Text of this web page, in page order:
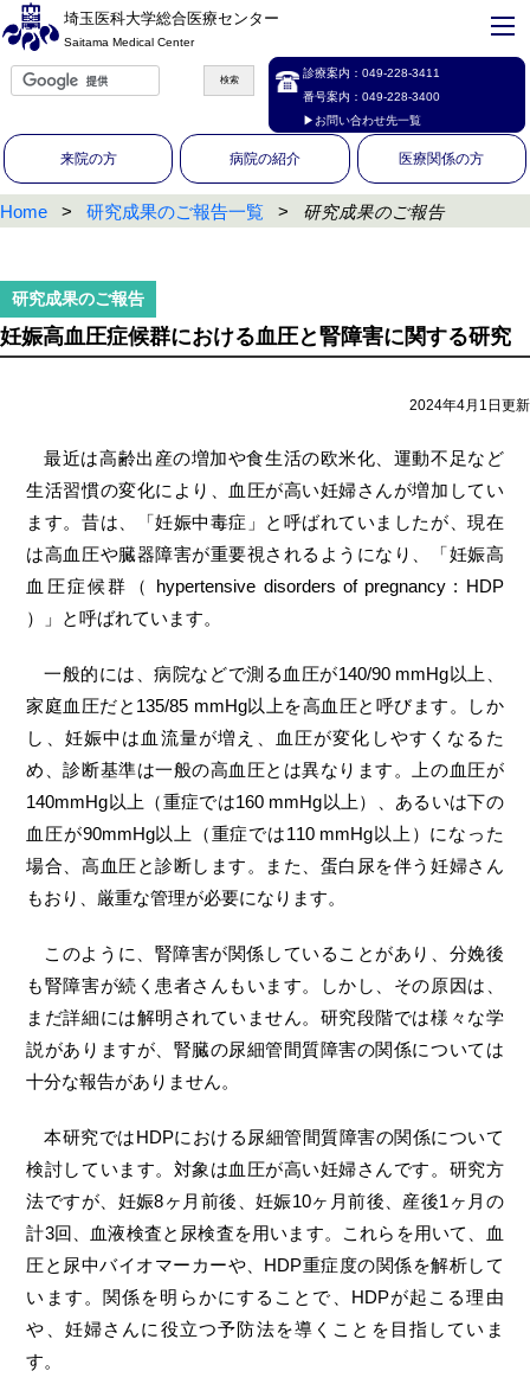
埼玉医科大学総合医療センター
Saitama Medical Center
診療案内：049-228-3411
番号案内：049-228-3400
▶お問い合わせ先一覧
来院の方 病院の紹介 医療関係の方
Home 研究成果のご報告一覧 研究成果のご報告
妊娠高血圧症候群における血圧と腎障害に関する研究
2024年4月1日更新
最近は高齢出産の増加や食生活の欧米化、運動不足など
生活習慣の変化により、血圧が高い妊婦さんが増加してい
ます。昔は、「妊娠中毒症」と呼ばれていましたが、現在
は高血圧や臓器障害が重要視されるようになり、「妊娠高
血圧症候群（ hypertensive disorders of pregnancy : HDP
）」と呼ばれています。
一般的には、病院などで測る血圧が140/90 mmHg以上、
家庭血圧だと135/85 mmHg以上を高血圧と呼びます。しか
し、妊娠中は血流量が増え、血圧が変化しやすくなるた
め、診断基準は一般の高血圧とは異なります。上の血圧が
140mmHg以上（重症では160 mmHg以上）、あるいは下の
血圧が90mmHg以上（重症では110 mmHg以上）になった
場合、高血圧と診断します。また、蛋白尿を伴う妊婦さん
もおり、厳重な管理が必要になります。
このように、腎障害が関係していることがあり、分娩後
も腎障害が続く患者さんもいます。しかし、その原因は、
まだ詳細には解明されていません。研究段階では様々な学
説がありますが、腎臓の尿細管間質障害の関係については
十分な報告がありません。
本研究ではHDPにおける尿細管間質障害の関係について
検討しています。対象は血圧が高い妊婦さんです。研究方
法ですが、妊娠8ヶ月前後、妊娠10ヶ月前後、産後1ヶ月の
計3回、血液検査と尿検査を用います。これらを用いて、血
圧と尿中バイオマーカーや、HDP重症度の関係を解析して
います。関係を明らかにすることで、HDPが起こる理由
や、妊婦さんに役立つ予防法を導くことを目指していま
す。